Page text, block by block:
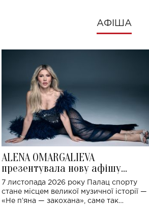
АФІША
ALENA OMARGALIEVA
презентувала нову афішу
великого концерту в Палаці
спорту
7 листопада 2026 року Палац спорту
стане місцем великої музичної історії —
«Не пʼяна — закохана», саме так